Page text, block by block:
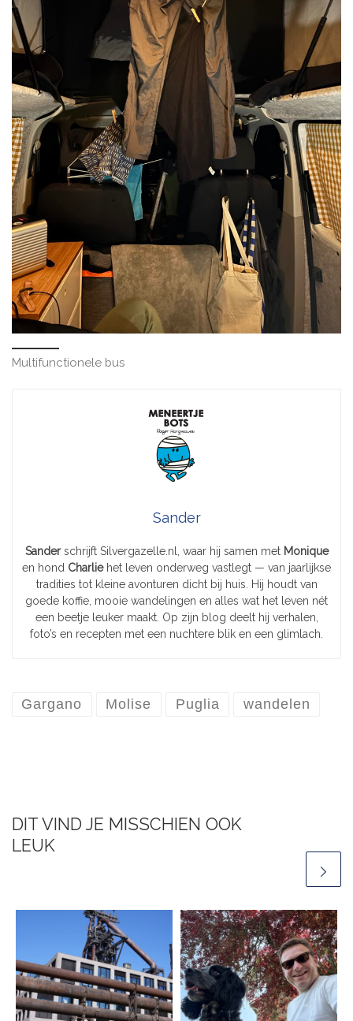
Multifunctionele bus
Sander
Sanderschrijft Silvergazelle.nl, waar hij samen met Monique
en hond Charliehet leven onderweg vastlegt — van jaarlijkse
tradities tot kleine avonturen dicht bij huis. Hij houdt van
goede koffie, mooie wandelingen en alles wat het leven nét
een beetje leuker maakt. Op zijn blog deelt hij verhalen,
foto’s en recepten met een nuchtere blik en een glimlach.
Gargano Molise Puglia wandelen
DIT VIND JE MISSCHIEN OOK
LEUK